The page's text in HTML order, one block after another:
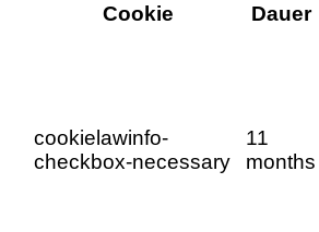
Cookie
Dauer
cookielawinfo-
checkbox-necessary
11
months